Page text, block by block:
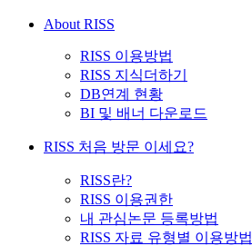
About RISS
RISS 이용방법
RISS 지식더하기
DB연계 현황
BI 및 배너 다운로드
RISS 처음 방문 이세요?
RISS란?
RISS 이용권한
내 관심논문 등록방법
RISS 자료 유형별 이용방법